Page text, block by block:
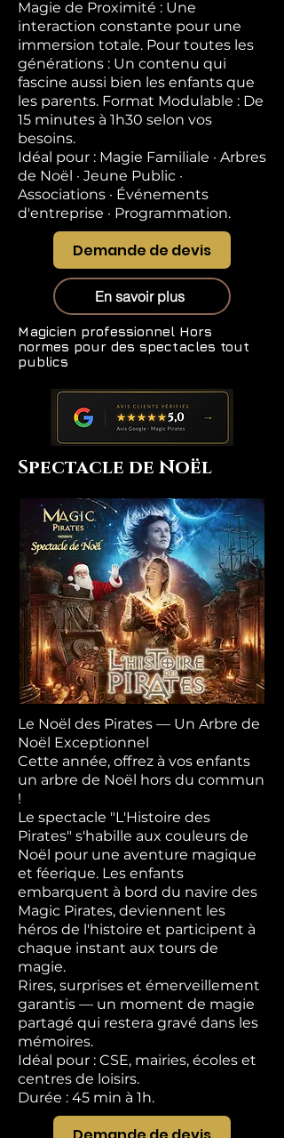
Magie de Proximité : Une
interaction constante pour une
immersion totale. Pour toutes les
générations : Un contenu qui
fascine aussi bien les enfants que
les parents. Format Modulable : De
15 minutes à 1h30 selon vos
besoins.
Idéal pour : Magie Familiale · Arbres
de Noël · Jeune Public ·
Associations · Événements
d'entreprise · Programmation.
Demande de devis
En savoir plus
Magicien professionnel Hors
normes pour des spectacles tout
publics
Spectacle de Noël
Le Noël des Pirates — Un Arbre de
Noël Exceptionnel
Cette année, offrez à vos enfants
un arbre de Noël hors du commun
!
Le spectacle "L'Histoire des
Pirates" s'habille aux couleurs de
Noël pour une aventure magique
et féerique. Les enfants
embarquent à bord du navire des
Magic Pirates, deviennent les
héros de l'histoire et participent à
chaque instant aux tours de
magie.
Rires, surprises et émerveillement
garantis — un moment de magie
partagé qui restera gravé dans les
mémoires.
Idéal pour : CSE, mairies, écoles et
centres de loisirs.
Durée : 45 min à 1h.